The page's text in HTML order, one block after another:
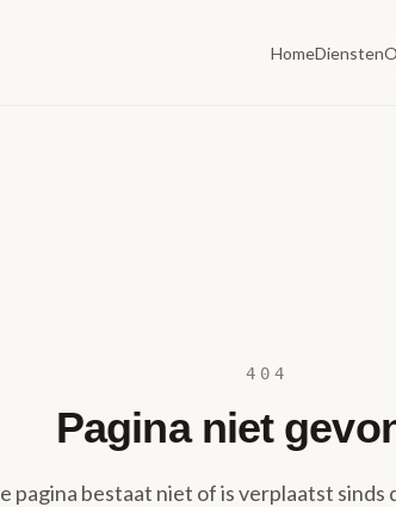
HomeDiensten
404
Pagina niet
pagina bestaat niet of is verplaatst sinds